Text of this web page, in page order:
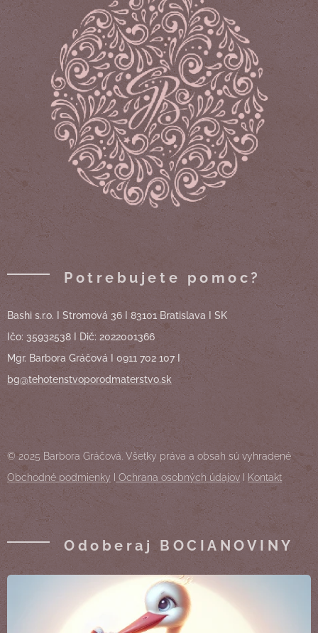
Potrebujete pomoc?
Bashi s.r.o. I Stromová 36 I 83101 Bratislava I SK
Ičo: 35932538 I Dič: 2022001366
Mgr. Barbora Gráčová I 0911 702 107 I
bg@tehotenstvoporodmaterstvo.sk
© 2025 Barbora Gráčová. Všetky práva a obsah sú vyhradené
Obchodné podmienky I Ochrana osobných údajov I Kontakt
Odoberaj BOCIANOVINY